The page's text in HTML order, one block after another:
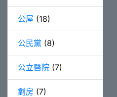
公屋 (18)
公民黨 (8)
公立醫院 (7)
劏房 (7)